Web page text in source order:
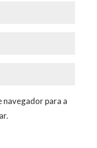
navegador para a